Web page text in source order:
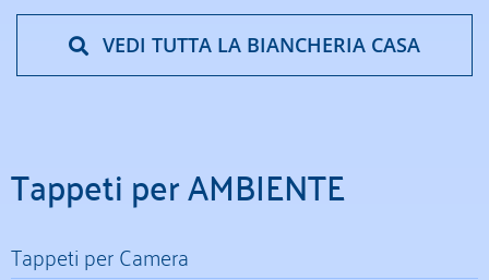
VEDI TUTTA LA BIANCHERIA CASA
Tappeti per AMBIENTE
Tappeti per Camera